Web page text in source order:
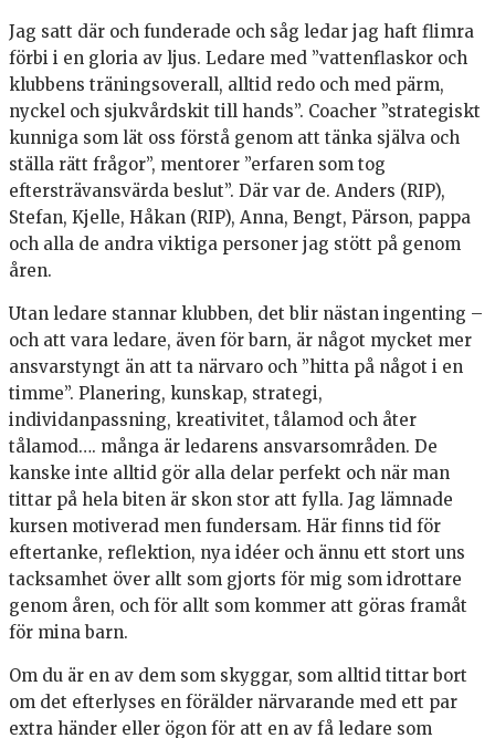
Jag satt där och funderade och såg ledar jag haft flimra
förbi i en gloria av ljus. Ledare med ”vattenflaskor och
klubbens träningsoverall, alltid redo och med pärm,
nyckel och sjukvårdskit till hands”. Coacher ”strategiskt
kunniga som lät oss förstå genom att tänka själva och
ställa rätt frågor”, mentorer ”erfaren som tog
eftersträvansvärda beslut”. Där var de. Anders (RIP),
Stefan, Kjelle, Håkan (RIP), Anna, Bengt, Pärson, pappa
och alla de andra viktiga personer jag stött på genom
åren.
Utan ledare stannar klubben, det blir nästan ingenting –
och att vara ledare, även för barn, är något mycket mer
ansvarstyngt än att ta närvaro och ”hitta på något i en
timme”. Planering, kunskap, strategi,
individanpassning, kreativitet, tålamod och åter
tålamod…. många är ledarens ansvarsområden. De
kanske inte alltid gör alla delar perfekt och när man
tittar på hela biten är skon stor att fylla. Jag lämnade
kursen motiverad men fundersam. Här finns tid för
eftertanke, reflektion, nya idéer och ännu ett stort uns
tacksamhet över allt som gjorts för mig som idrottare
genom åren, och för allt som kommer att göras framåt
för mina barn.
Om du är en av dem som skyggar, som alltid tittar bort
om det efterlyses en förälder närvarande med ett par
extra händer eller ögon för att en av få ledare som